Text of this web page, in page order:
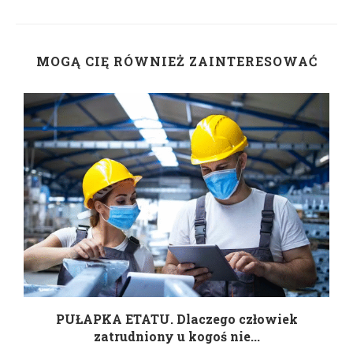
MOGĄ CIĘ RÓWNIEŻ ZAINTERESOWAĆ
PUŁAPKA ETATU. Dlaczego człowiek
zatrudniony u kogoś nie...